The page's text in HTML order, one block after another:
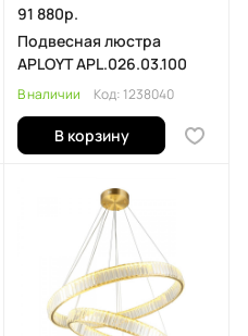
91 880р.
Подвесная люстра
APLOYT APL.026.03.100
В наличии Код: 1238040
В корзину